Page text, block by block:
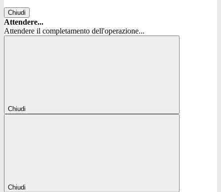
Chiudi
Attendere...
Attendere il completamento dell'operazione...
Chiudi
Chiudi